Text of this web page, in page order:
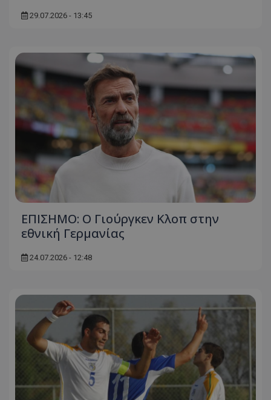
29.07.2026 - 13:45
ΕΠΙΣΗΜΟ: Ο Γιούργκεν Κλοπ στην
εθνική Γερμανίας
24.07.2026 - 12:48